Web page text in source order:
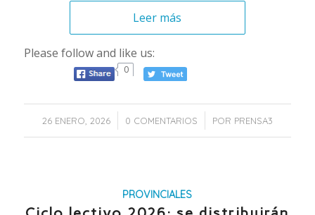
Leer más
Please follow and like us:
0
26 ENERO, 2026
/ 0 COMENTARIOS
/ POR PRENSA3
PROVINCIALES